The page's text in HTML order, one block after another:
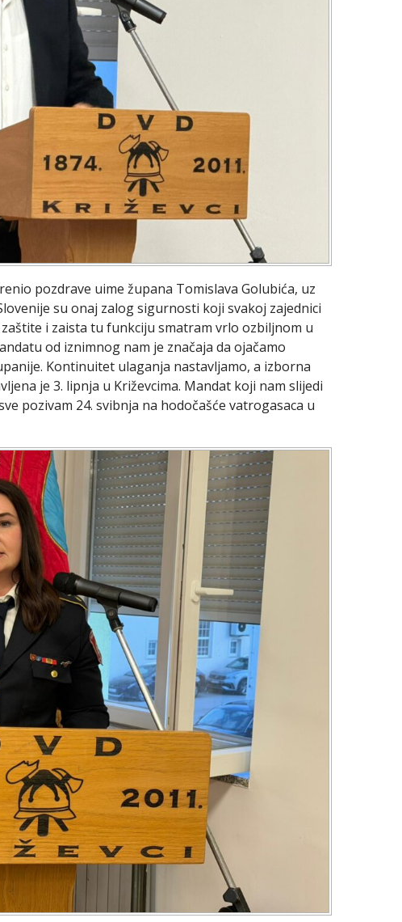
pozdrave uime župana Tomislava Golubića, uz
su onaj zalog sigurnosti koji svakoj zajednici
i zaista tu funkciju smatram vrlo ozbiljnom u
od iznimnog nam je značaja da ojačamo
Kontinuitet ulaganja nastavljamo, a izborna
je 3. lipnja u Križevcima. Mandat koji nam slijedi
pozivam 24. svibnja na hodočašće vatrogasaca u